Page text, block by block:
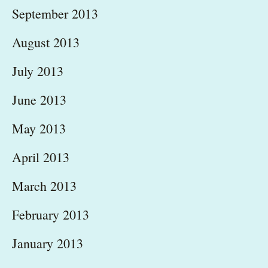
September 2013
August 2013
July 2013
June 2013
May 2013
April 2013
March 2013
February 2013
January 2013